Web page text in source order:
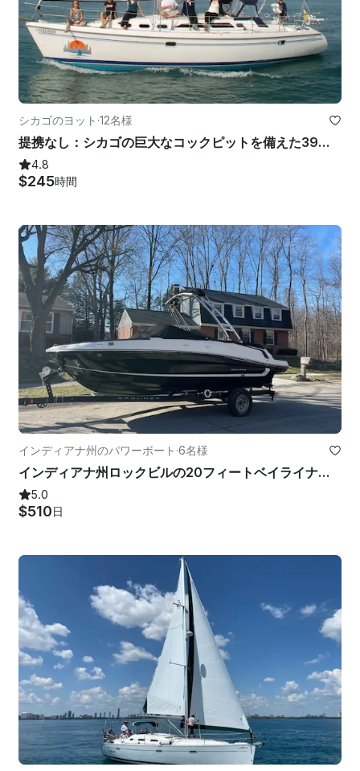
シカゴのヨット ·12名様
提携なし：シカゴの巨大なコックピットを備えた39フィートのカタリナヨット
4.8
$245時間
インディアナ州のパワーボート ·6名様
インディアナ州ロックビルの20フィートベイライナーVR5ボート
5.0
$510日